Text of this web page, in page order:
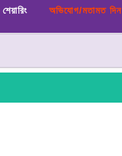
অভিযোগ/মতামত দিন